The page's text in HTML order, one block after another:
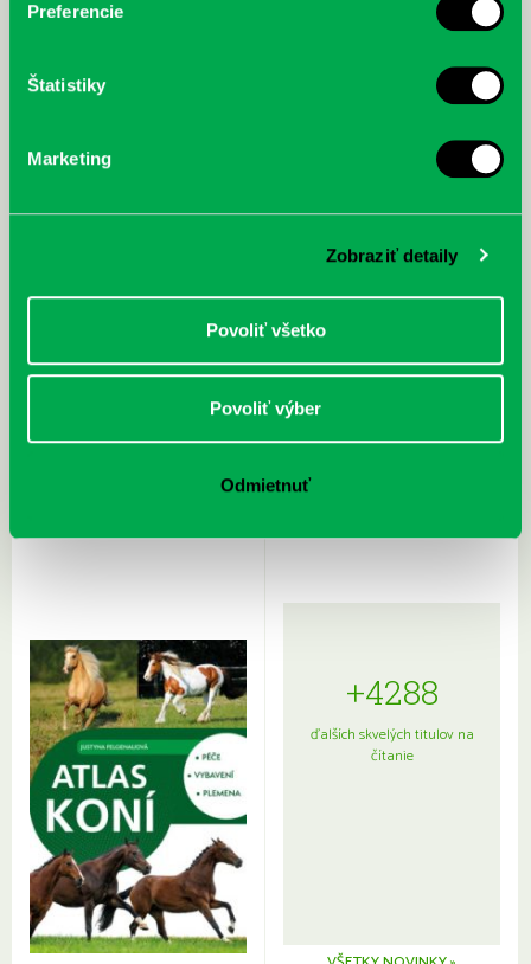
Preferencie
Štatistiky
Marketing
Zobraziť detaily
Povoliť všetko
Povoliť výber
Odmietnuť
nezastaviteľný
Sprievodca po hviezdnej oblohe
kompletný sprievodca
+4288
ďalších skvelých titulov na
čítanie